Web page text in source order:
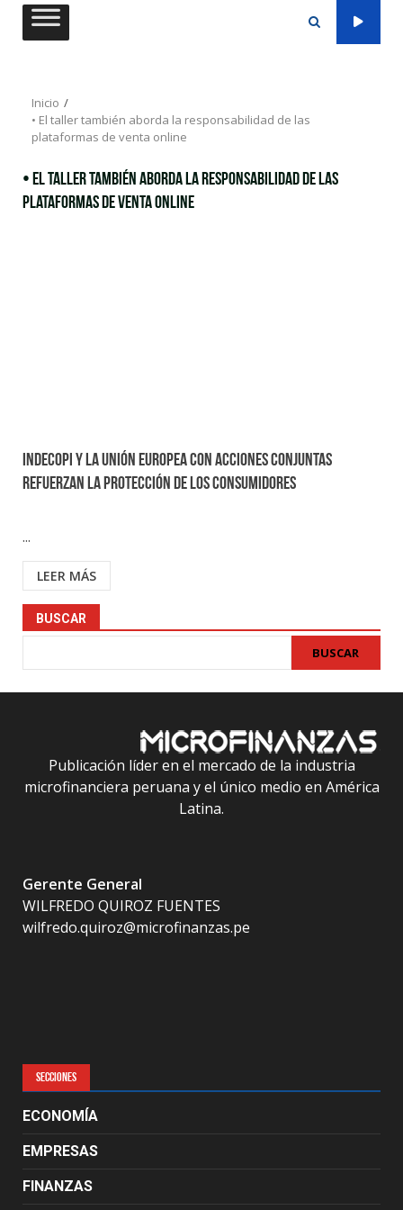
Saltar
Inicio
• El taller también aborda la responsabilidad de las
plataformas de venta online
• El taller también aborda la responsabilidad de las
plataformas de venta online
Indecopi y la Unión Europea con acciones conjuntas
refuerzan la protección de los consumidores
...
LEER MÁS
BUSCAR
BUSCAR
Publicación líder en el mercado de la industria
microfinanciera peruana y el único medio en América
Latina.
Gerente General
WILFREDO QUIROZ FUENTES
wilfredo.quiroz@microfinanzas.pe
SECCIONES
ECONOMÍA
EMPRESAS
FINANZAS